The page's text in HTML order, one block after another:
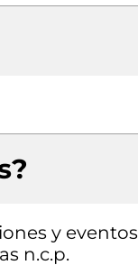
y eventos
n.c.p.